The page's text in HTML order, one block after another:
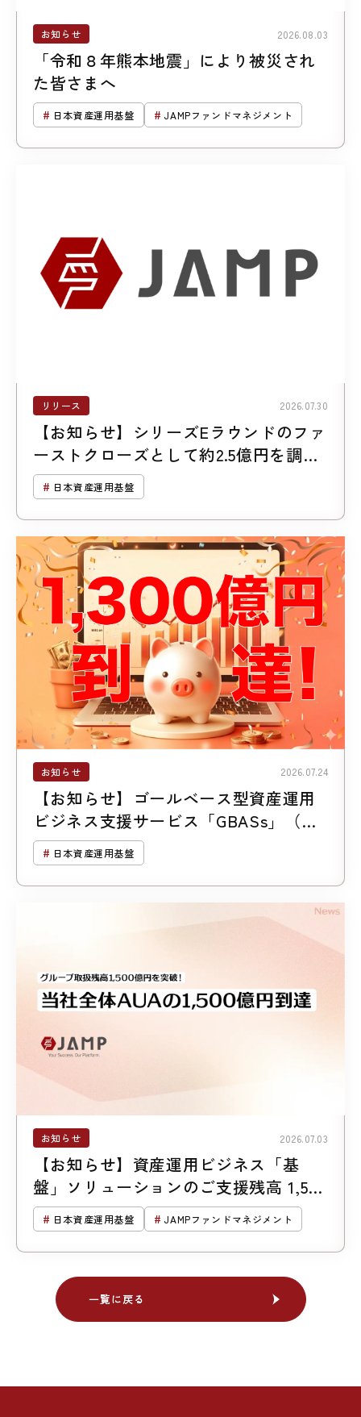
お知らせ 2026.08.03
「令和８年熊本地震」により被災され
た皆さまへ
日本資産運用基盤 JAMPファンドマネジメント
リリース 2026.07.30
【お知らせ】シリーズEラウンドのファ
ーストクローズとして約2.5億円を調達
しました
日本資産運用基盤
お知らせ 2026.07.24
【お知らせ】ゴールベース型資産運用
ビジネス支援サービス「GBASs」（ジ
ーバス）のご支援残高1,300億円突破
日本資産運用基盤
お知らせ 2026.07.03
【お知らせ】資産運用ビジネス「基
盤」ソリューションのご支援残高 1,500
億円突破
日本資産運用基盤 JAMPファンドマネジメント
一覧に戻る
一覧に戻る